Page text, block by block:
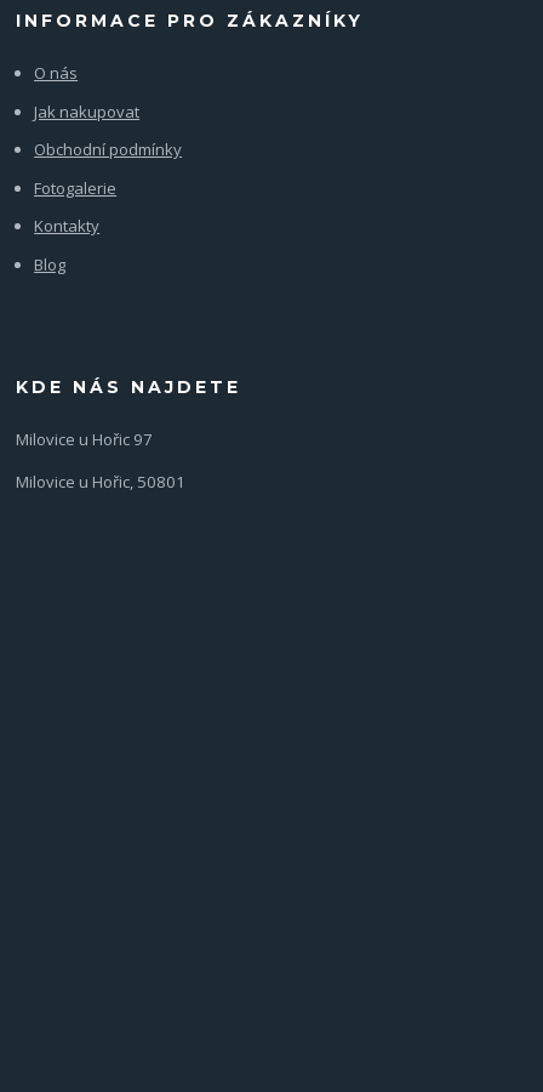
INFORMACE PRO ZÁKAZNÍKY
O nás
Jak nakupovat
Obchodní podmínky
Fotogalerie
Kontakty
Blog
KDE NÁS NAJDETE
Milovice u Hořic 97
Milovice u Hořic, 50801